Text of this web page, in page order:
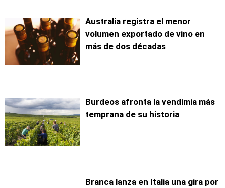
Australia registra el menor
volumen exportado de vino en
más de dos décadas
Burdeos afronta la vendimia más
temprana de su historia
Branca lanza en Italia una gira por